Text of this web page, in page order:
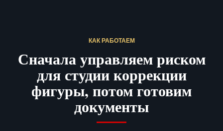
КАК РАБОТАЕМ
Сначала управляем риском
для студии коррекции
фигуры, потом готовим
документы